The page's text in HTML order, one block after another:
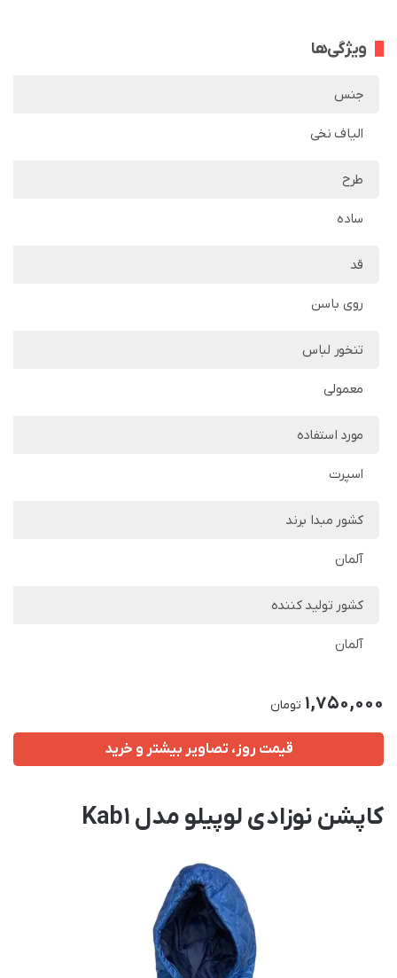
ویژگی‌ها
جنس
الیاف نخی
طرح
ساده
قد
روی باسن
تنخور لباس
معمولی
مورد استفاده
اسپرت
کشور مبدا برند
آلمان
کشور تولید کننده
آلمان
1,750,000 تومان
قیمت روز، تصاویر بیشتر و خرید
کاپشن نوزادی لوپیلو مدل Kab1